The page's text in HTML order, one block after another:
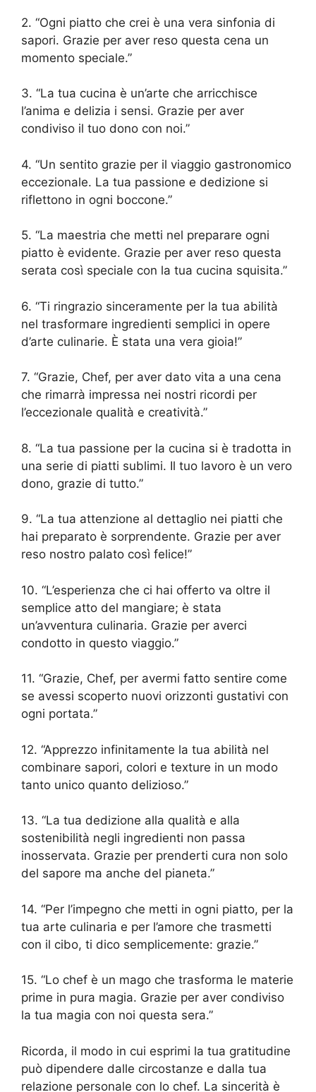
2. “Ogni piatto che crei è una vera sinfonia di
sapori. Grazie per aver reso questa cena un
momento speciale.”
3. “La tua cucina è un’arte che arricchisce
l’anima e delizia i sensi. Grazie per aver
condiviso il tuo dono con noi.”
4. “Un sentito grazie per il viaggio gastronomico
eccezionale. La tua passione e dedizione si
riflettono in ogni boccone.”
5. “La maestria che metti nel preparare ogni
piatto è evidente. Grazie per aver reso questa
serata così speciale con la tua cucina squisita.”
6. “Ti ringrazio sinceramente per la tua abilità
nel trasformare ingredienti semplici in opere
d’arte culinarie. È stata una vera gioia!”
7. “Grazie, Chef, per aver dato vita a una cena
che rimarrà impressa nei nostri ricordi per
l’eccezionale qualità e creatività.”
8. “La tua passione per la cucina si è tradotta in
una serie di piatti sublimi. Il tuo lavoro è un vero
dono, grazie di tutto.”
9. “La tua attenzione al dettaglio nei piatti che
hai preparato è sorprendente. Grazie per aver
reso nostro palato così felice!”
10. “L’esperienza che ci hai offerto va oltre il
semplice atto del mangiare; è stata
un’avventura culinaria. Grazie per averci
condotto in questo viaggio.”
11. “Grazie, Chef, per avermi fatto sentire come
se avessi scoperto nuovi orizzonti gustativi con
ogni portata.”
12. “Apprezzo infinitamente la tua abilità nel
combinare sapori, colori e texture in un modo
tanto unico quanto delizioso.”
13. “La tua dedizione alla qualità e alla
sostenibilità negli ingredienti non passa
inosservata. Grazie per prenderti cura non solo
del sapore ma anche del pianeta.”
14. “Per l’impegno che metti in ogni piatto, per la
tua arte culinaria e per l’amore che trasmetti
con il cibo, ti dico semplicemente: grazie.”
15. “Lo chef è un mago che trasforma le materie
prime in pura magia. Grazie per aver condiviso
la tua magia con noi questa sera.”
Ricorda, il modo in cui esprimi la tua gratitudine
può dipendere dalle circostanze e dalla tua
relazione personale con lo chef. La sincerità è